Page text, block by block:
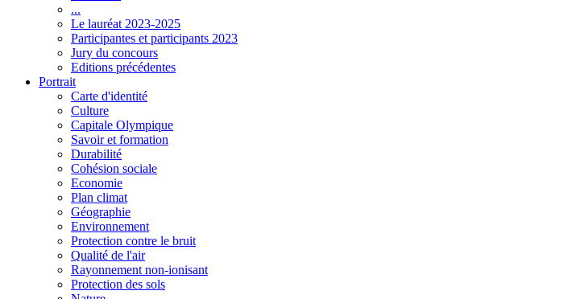
...
Le lauréat 2023-2025
Participantes et participants 2023
Jury du concours
Editions précédentes
Portrait
Carte d'identité
Culture
Capitale Olympique
Savoir et formation
Durabilité
Cohésion sociale
Economie
Plan climat
Géographie
Environnement
Protection contre le bruit
Qualité de l'air
Rayonnement non-ionisant
Protection des sols